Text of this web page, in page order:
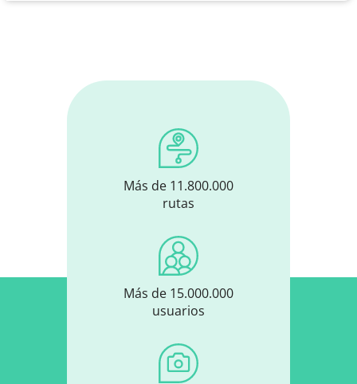
Más de 11.800.000
rutas
Más de 15.000.000
usuarios